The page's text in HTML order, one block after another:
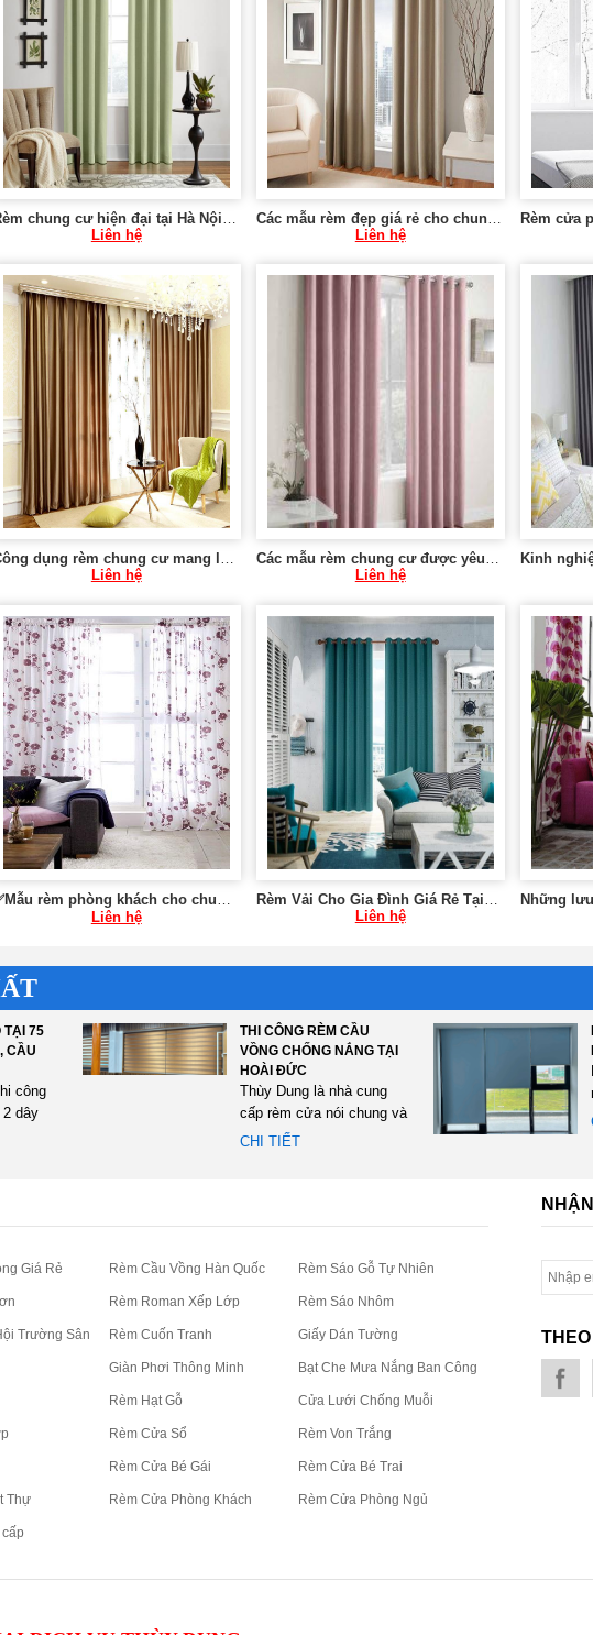
Rèm chung cư hiện đại tại Hà Nội 0975 765 295 VU077
Liên hệ
Các mẫu rèm đẹp giá rẻ cho chung cư tại Hà Nội 0975 765 295 SK579
Liên hệ
Công dụng rèm chung cư mang lại 0975 765 295 MT021
Liên hệ
Các mẫu rèm chung cư được yêu thích 0975 765 295 SK583
Liên hệ
Liên hệ
Liên hệ
TẠI 75
CẦU
công
2 dây
Thái
THI CÔNG RÈM CẦU
VỒNG CHỐNG NẮNG TẠI
HOÀI ĐỨC
Thùy Dung là nhà cung
cấp rèm cửa nói chung và
rèm cầu vồng nói riêng
CHI TIẾT
Giá Rẻ Rèm Cầu Vồng Hàn Quốc Rèm Sáo Gỗ Tự Nhiên
Rèm Roman Xếp Lớp Rèm Sáo Nhôm
Trường Sân
Rèm Cuốn Tranh Giấy Dán Tường
Giàn Phơi Thông Minh Bạt Che Mưa Nắng Ban Công
Rèm Hạt Gỗ Cửa Lưới Chống Muỗi
Rèm Cửa Sổ Rèm Von Trắng
Rèm Cửa Bé Gái Rèm Cửa Bé Trai
Thự Rèm Cửa Phòng Khách Rèm Cửa Phòng Ngủ